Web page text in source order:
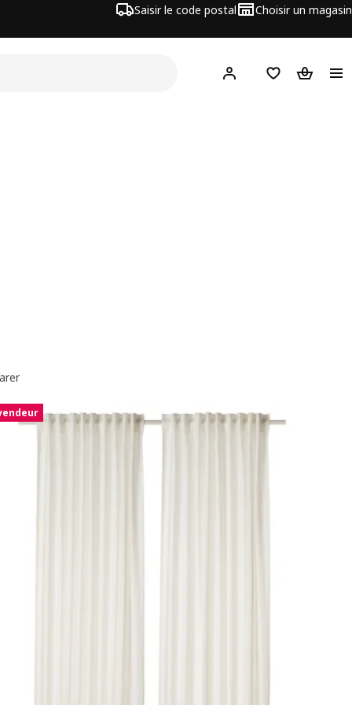
Saisir le code postal Choisir un magasin
Hej ! Connectez-vous
Liste d'achats
Panier